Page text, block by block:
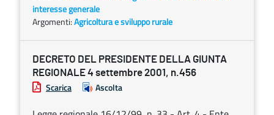
interesse generale
Argomenti:Agricoltura e sviluppo rurale
DECRETO DEL PRESIDENTE DELLA GIUNTA
REGIONALE 4 settembre 2001, n.456
Scarica Ascolta